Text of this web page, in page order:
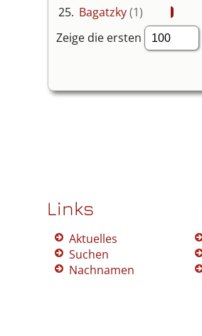
25. Bagatzky(1)
Zeige die ersten
Links
Aktuelles
Suchen
Nachnamen